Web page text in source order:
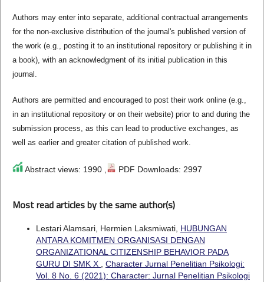
Authors may enter into separate, additional contractual arrangements
for the non-exclusive distribution of the journal's published version of
the work (e.g., posting it to an institutional repository or publishing it in
a book), with an acknowledgment of its initial publication in this
journal.
Authors are permitted and encouraged to post their work online (e.g.,
in an institutional repository or on their website) prior to and during the
submission process, as this can lead to productive exchanges, as
well as earlier and greater citation of published work.
Abstract views: 1990 , PDF Downloads: 2997
Most read articles by the same author(s)
Lestari Alamsari, Hermien Laksmiwati, HUBUNGAN
ANTARA KOMITMEN ORGANISASI DENGAN
ORGANIZATIONAL CITIZENSHIP BEHAVIOR PADA
GURU DI SMK X , Character Jurnal Penelitian Psikologi:
Vol. 8 No. 6 (2021): Character: Jurnal Penelitian Psikologi